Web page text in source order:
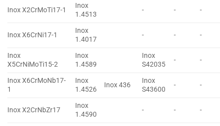
Inox X2CrMoTi17-1
Inox
1.4513
- - -
Inox X6CrNi17-1
Inox
1.4017
- - -
Inox
X5CrNiMoTi15-2
Inox
1.4589
Inox
S42035
- -
Inox X6CrMoNb17-
1
Inox
1.4526
Inox 436
Inox
S43600
- -
Inox X2CrNbZr17
Inox
1.4590
- - -